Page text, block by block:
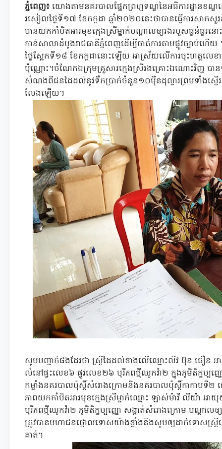
ភ្នំពេញ៖យោងតាមនគរបាលផ្នែកព្រហ្មទណ្ឌនៃអធិការដ្ឋានខ
រសៀលថ្ងៃទី១៧ ខែកក្កដា ឆ្នាំ២០២០នេះថាបានធ្វើការស
បានយកកាំបិតអារមុខក្មេងស្រីម្នាក់បណ្ដាលឲ្យរងរបួសធ្ងន់ធ្ង
កាន់សាលាដំបូងរាជធានីភ្នំពេញដើម្បីចាត់ការតាមផ្លូវច្បាប់ហើយ
ថ្ងៃស្អែកទី១៨ ខែកក្កដានោះឡើយ អាស្រ័យលើការចុះហត្ថ
ប៉ុណ្ណោះ។ចំណែកឯក្រុមគ្រួសារក្មេងស្រីរងគ្រោះឯណោះវិញ បានទ
សំណងពីជនដៃដល់នូវទឹកប្រាក់ចំនួន១០ម៉ឺនដុល្លារព្រមទាំងស្នើរ
លែងឡើយ។
សូមបញ្ជាក់ផងដែរថា ស្រ្តីដៃដល់ខាងលើឈ្មោះលីវ ប៊ុន ធឿន អា
លំនៅផ្ទះលេខ៦ ផ្លូវលេខ២៦ បុរីភពថ្មីឈូកវ៉ា២ ក្នុងភូមិតិក្ខប្បញ្
កម្លាំងនគរបាលប៉ុស្តិ៍សំរោងក្រោមនិងនគរបាលប៉ុស្តិ៍កាកាបទី២ ធ្វ
ភាពយកកាំបិតអារមុខក្មេងស្រីម្នាក់ឈ្មោះ ឡាស់ម៉ាវី លីយ៉ា អា
បុរីភពថ្មីឈូកវ៉ា២ ភូមិតិក្ខប្បញ្ញោ សង្កាត់សំរោងក្រោម បណ្ដាលឲ្
ត្រូវបានមហាជនថ្កោលទោសយ៉ាងខ្លាំងនិងសូមឲ្យដាក់ទោសស្រ្តីន
គាត់។